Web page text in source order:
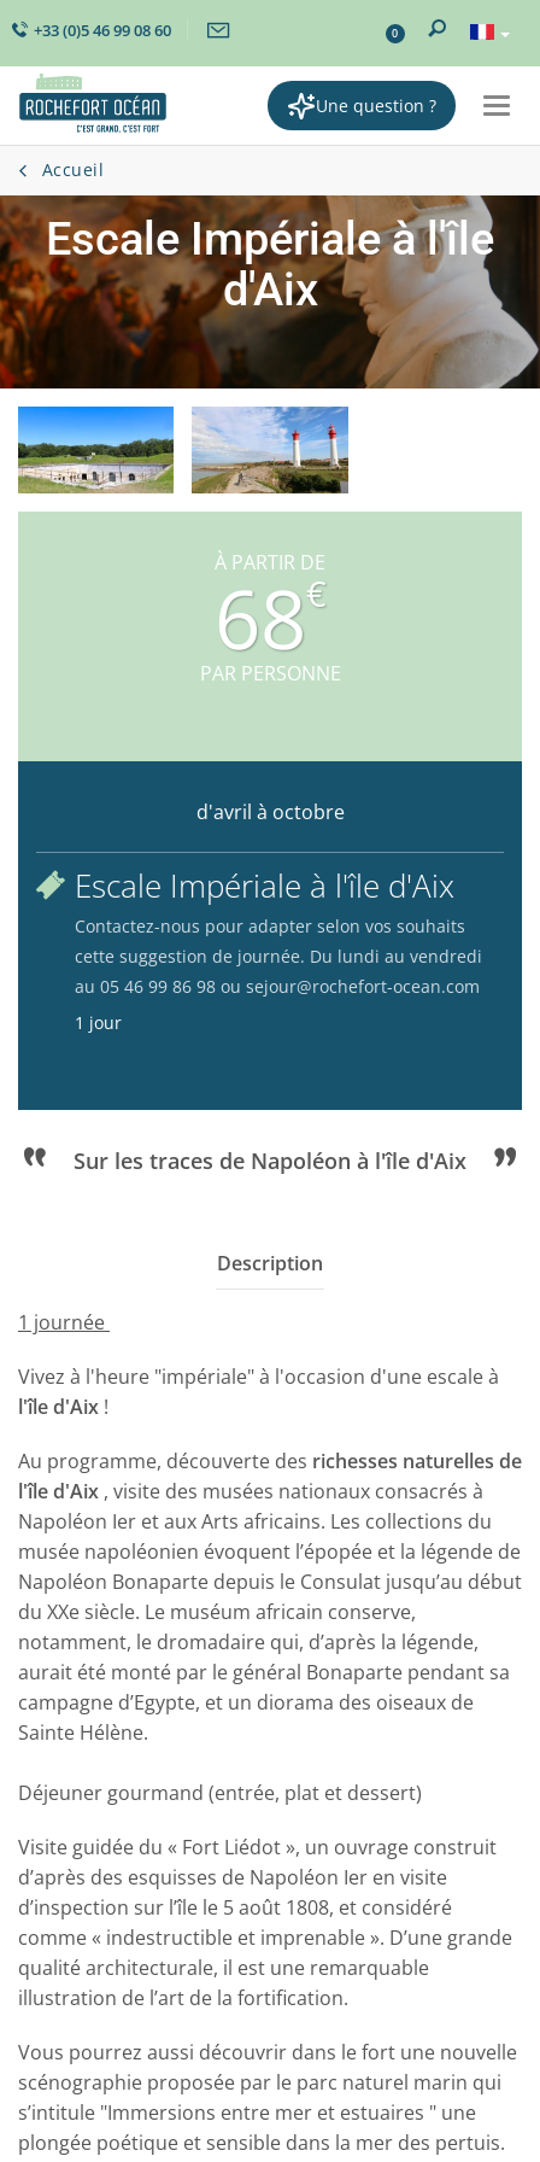
+33 (0)5 46 99 08 60 0
Une question ?
Accueil
Escale Impériale à l'île
d'Aix
À PARTIR DE
68€
PAR PERSONNE
d'avril à octobre
Escale Impériale à l'île d'Aix
Contactez-nous pour adapter selon vos souhaits
cette suggestion de journée. Du lundi au vendredi
au 05 46 99 86 98 ou sejour@rochefort-ocean.com
1 jour
Sur les traces de Napoléon à l'île d'Aix
Description
1 journée
Vivez à l'heure "impériale" à l'occasion d'une escale à
l'île d'Aix !
Au programme, découverte des richesses naturelles de
l'île d'Aix , visite des musées nationaux consacrés à
Napoléon Ier et aux Arts africains. Les collections du
musée napoléonien évoquent l’épopée et la légende de
Napoléon Bonaparte depuis le Consulat jusqu’au début
du XXe siècle. Le muséum africain conserve,
notamment, le dromadaire qui, d’après la légende,
aurait été monté par le général Bonaparte pendant sa
campagne d’Egypte, et un diorama des oiseaux de
Sainte Hélène.
Déjeuner gourmand (entrée, plat et dessert)
Visite guidée du « Fort Liédot », un ouvrage construit
d’après des esquisses de Napoléon Ier en visite
d’inspection sur l’île le 5 août 1808, et considéré
comme « indestructible et imprenable ». D’une grande
qualité architecturale, il est une remarquable
illustration de l’art de la fortification.
Vous pourrez aussi découvrir dans le fort une nouvelle
scénographie proposée par le parc naturel marin qui
s’intitule "Immersions entre mer et estuaires " une
plongée poétique et sensible dans la mer des pertuis.